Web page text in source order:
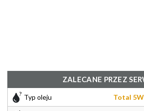
ZALECANE PRZEZ
Typ oleju Total